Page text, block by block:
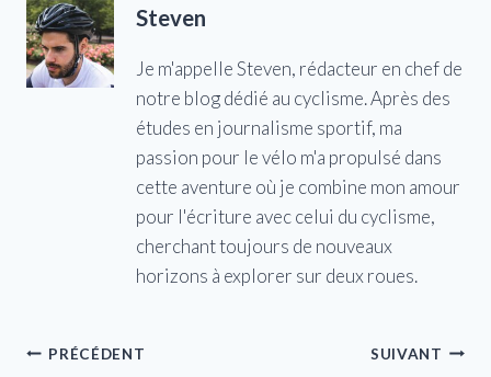
Steven
Je m'appelle Steven, rédacteur en chef de
notre blog dédié au cyclisme. Après des
études en journalisme sportif, ma
passion pour le vélo m'a propulsé dans
cette aventure où je combine mon amour
pour l'écriture avec celui du cyclisme,
cherchant toujours de nouveaux
horizons à explorer sur deux roues.
Navigation
PRÉCÉDENT SUIVANT